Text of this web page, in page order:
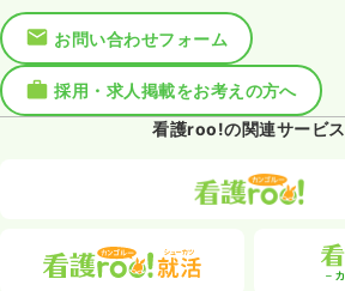
お問い合わせフォーム
採用・求人掲載をお考えの方へ
看護roo!の関連サービス